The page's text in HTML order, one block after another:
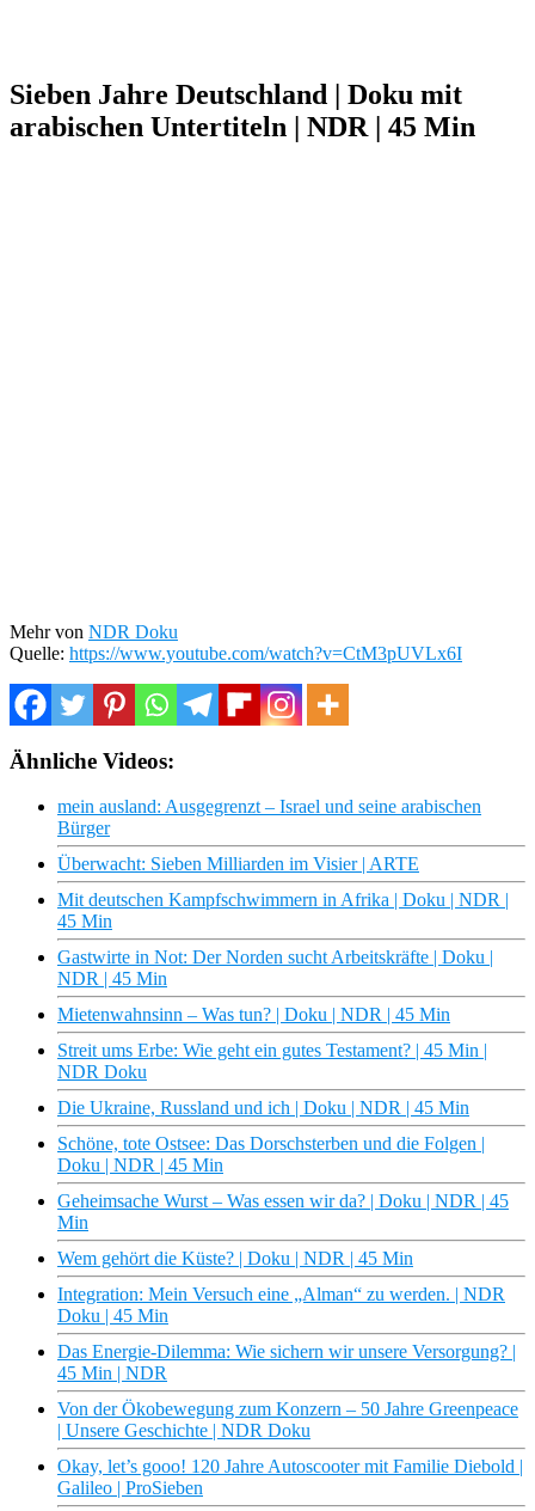
Sieben Jahre Deutschland | Doku mit
arabischen Untertiteln | NDR | 45 Min
Mehr von NDR Doku
Quelle: https://www.youtube.com/watch?v=CtM3pUVLx6I
Ähnliche Videos:
mein ausland: Ausgegrenzt – Israel und seine arabischen
Bürger
Überwacht: Sieben Milliarden im Visier | ARTE
Mit deutschen Kampfschwimmern in Afrika | Doku | NDR |
45 Min
Gastwirte in Not: Der Norden sucht Arbeitskräfte | Doku |
NDR | 45 Min
Mietenwahnsinn – Was tun? | Doku | NDR | 45 Min
Streit ums Erbe: Wie geht ein gutes Testament? | 45 Min |
NDR Doku
Die Ukraine, Russland und ich | Doku | NDR | 45 Min
Schöne, tote Ostsee: Das Dorschsterben und die Folgen |
Doku | NDR | 45 Min
Geheimsache Wurst – Was essen wir da? | Doku | NDR | 45
Min
Wem gehört die Küste? | Doku | NDR | 45 Min
Integration: Mein Versuch eine „Alman“ zu werden. | NDR
Doku | 45 Min
Das Energie-Dilemma: Wie sichern wir unsere Versorgung? |
45 Min | NDR
Von der Ökobewegung zum Konzern – 50 Jahre Greenpeace
| Unsere Geschichte | NDR Doku
Okay, let’s gooo! 120 Jahre Autoscooter mit Familie Diebold |
Galileo | ProSieben